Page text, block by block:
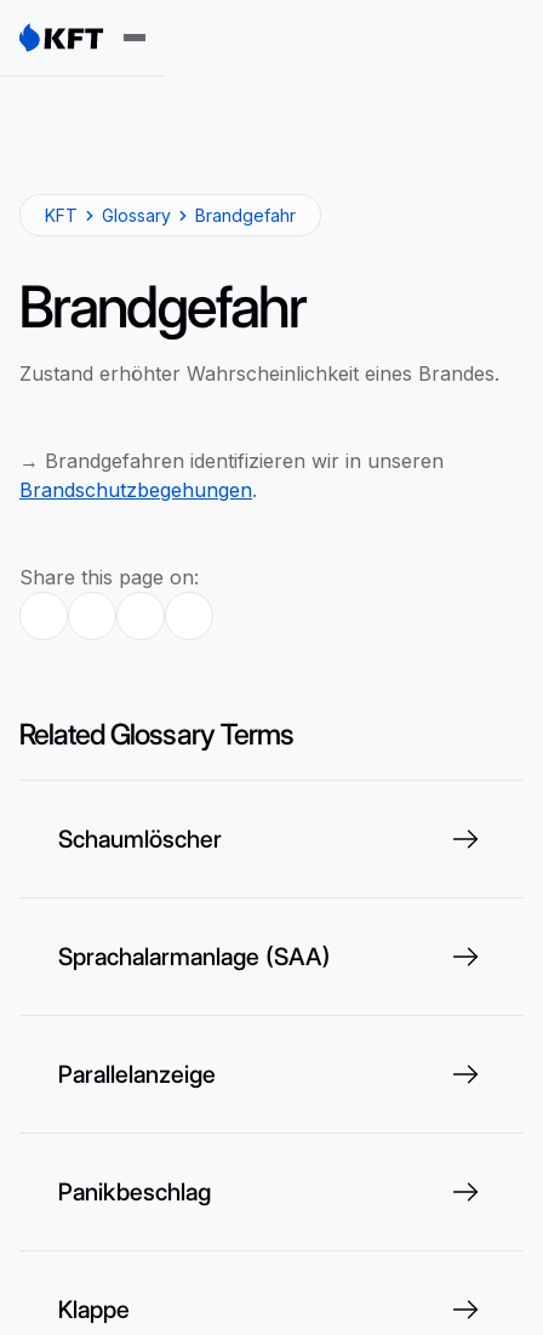
KFT Glossary Brandgefahr
Brandgefahr
Zustand erhöhter Wahrscheinlichkeit eines Brandes.
→ Brandgefahren identifizieren wir in unseren
Brandschutzbegehungen.
Share this page on:
Related Glossary Terms
Schaumlöscher
Sprachalarmanlage (SAA)
Parallelanzeige
Panikbeschlag
Klappe